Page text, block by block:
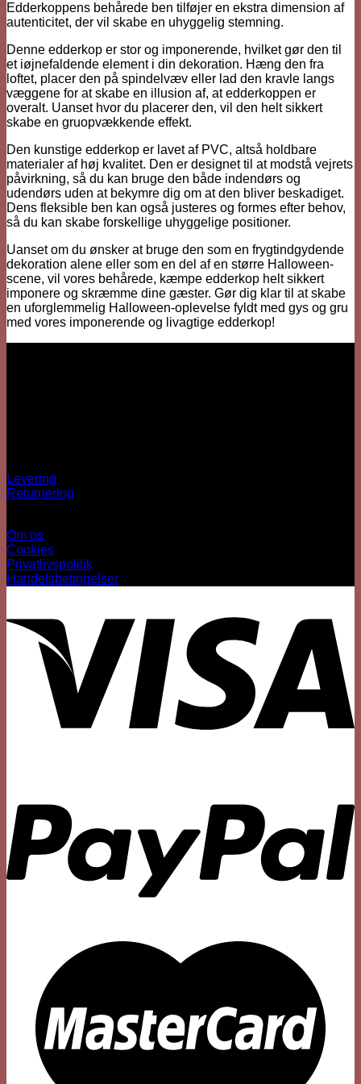
Brun
quantity
Edderkoppens behårede ben tilføjer en ekstra dimension af
autenticitet, der vil skabe en uhyggelig stemning.
Denne edderkop er stor og imponerende, hvilket gør den til
et iøjnefaldende element i din dekoration. Hæng den fra
loftet, placer den på spindelvæv eller lad den kravle langs
væggene for at skabe en illusion af, at edderkoppen er
overalt. Uanset hvor du placerer den, vil den helt sikkert
skabe en gruopvækkende effekt.
Den kunstige edderkop er lavet af PVC, altså holdbare
materialer af høj kvalitet. Den er designet til at modstå vejrets
påvirkning, så du kan bruge den både indendørs og
udendørs uden at bekymre dig om at den bliver beskadiget.
Dens fleksible ben kan også justeres og formes efter behov,
så du kan skabe forskellige uhyggelige positioner.
Uanset om du ønsker at bruge den som en frygtindgydende
dekoration alene eller som en del af en større Halloween-
scene, vil vores behårede, kæmpe edderkop helt sikkert
imponere og skræmme dine gæster. Gør dig klar til at skabe
en uforglemmelig Halloween-oplevelse fyldt med gys og gru
med vores imponerende og livagtige edderkop!
Levering
Returnering
Om os
Cookies
Privatlivspolitik
Handelsbetingelser